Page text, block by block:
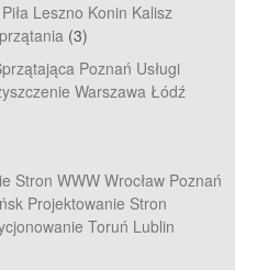
Leszno Konin Kalisz
(3)
Poznań Usługi
Warszawa Łódź
Stron WWW Wrocław Poznań
Projektowanie Stron
Toruń Lublin